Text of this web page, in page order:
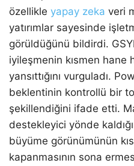
özellikle yapay zeka veri
yatırımlar sayesinde
görüldüğünü bildirdi.
iyileşmenin kısmen hane
yansıttığını vurguladı.
beklentinin kontrollü bir
şekillendiğini ifade etti.
destekleyici yönde
büyüme görünümünün
kapanmasının sona